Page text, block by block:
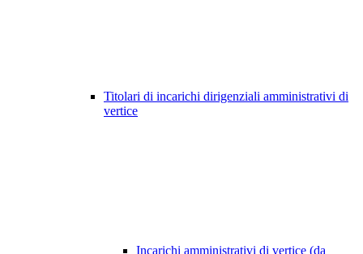
Titolari di incarichi dirigenziali amministrativi di
vertice
Incarichi amministrativi di vertice (da